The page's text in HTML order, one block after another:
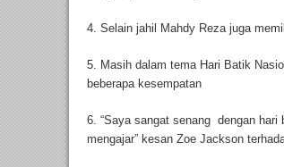
4. Selain jahil Mahdy Reza juga
5. Masih dalam tema Hari Batik
beberapa kesempatan
6. “Saya sangat senang dengan
mengajar” kesan Zoe Jackson